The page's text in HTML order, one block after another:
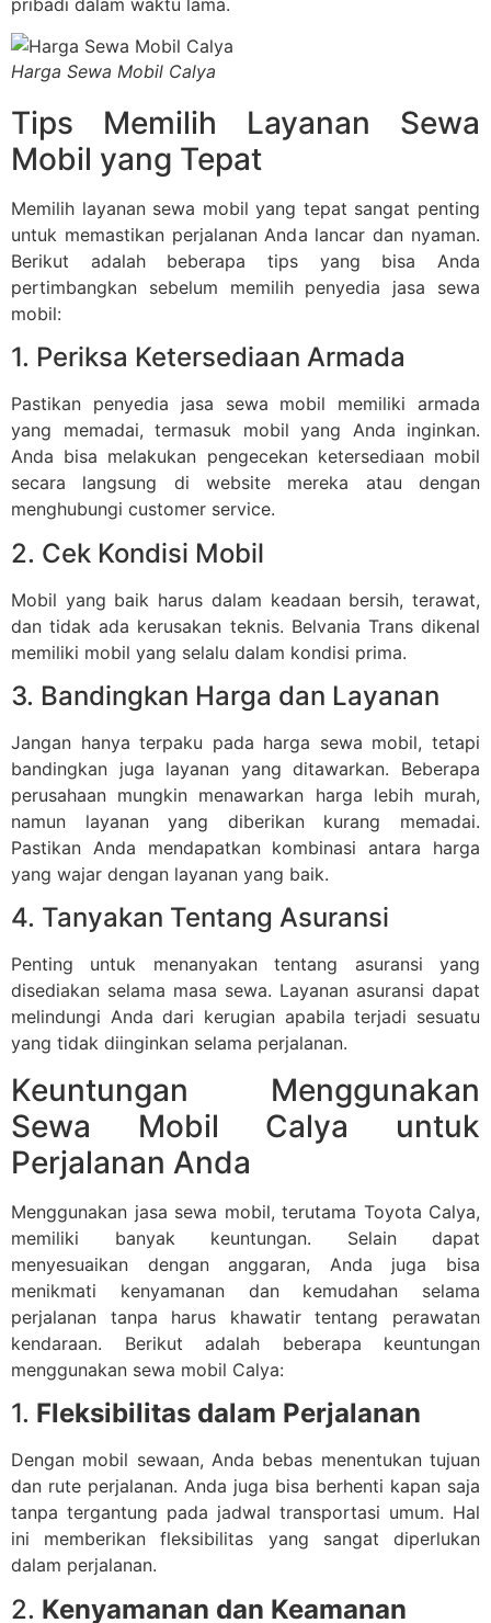
Harga Sewa Mobil Calya
Tips Memilih Layanan Sewa
Mobil yang Tepat
Memilih layanan sewa mobil yang tepat sangat penting
untuk memastikan perjalanan Anda lancar dan nyaman.
Berikut adalah beberapa tips yang bisa Anda
pertimbangkan sebelum memilih penyedia jasa sewa
mobil:
1. Periksa Ketersediaan Armada
Pastikan penyedia jasa sewa mobil memiliki armada
yang memadai, termasuk mobil yang Anda inginkan.
Anda bisa melakukan pengecekan ketersediaan mobil
secara langsung di website mereka atau dengan
menghubungi customer service.
2. Cek Kondisi Mobil
Mobil yang baik harus dalam keadaan bersih, terawat,
dan tidak ada kerusakan teknis. Belvania Trans dikenal
memiliki mobil yang selalu dalam kondisi prima.
3. Bandingkan Harga dan Layanan
Jangan hanya terpaku pada harga sewa mobil, tetapi
bandingkan juga layanan yang ditawarkan. Beberapa
perusahaan mungkin menawarkan harga lebih murah,
namun layanan yang diberikan kurang memadai.
Pastikan Anda mendapatkan kombinasi antara harga
yang wajar dengan layanan yang baik.
4. Tanyakan Tentang Asuransi
Penting untuk menanyakan tentang asuransi yang
disediakan selama masa sewa. Layanan asuransi dapat
melindungi Anda dari kerugian apabila terjadi sesuatu
yang tidak diinginkan selama perjalanan.
Keuntungan Menggunakan
Sewa Mobil Calya untuk
Perjalanan Anda
Menggunakan jasa sewa mobil, terutama Toyota Calya,
memiliki banyak keuntungan. Selain dapat
menyesuaikan dengan anggaran, Anda juga bisa
menikmati kenyamanan dan kemudahan selama
perjalanan tanpa harus khawatir tentang perawatan
kendaraan. Berikut adalah beberapa keuntungan
menggunakan sewa mobil Calya:
1. Fleksibilitas dalam Perjalanan
Dengan mobil sewaan, Anda bebas menentukan tujuan
dan rute perjalanan. Anda juga bisa berhenti kapan saja
tanpa tergantung pada jadwal transportasi umum. Hal
ini memberikan fleksibilitas yang sangat diperlukan
dalam perjalanan.
2. Kenyamanan dan Keamanan